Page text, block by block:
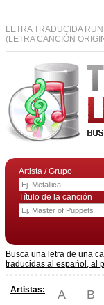
LETRA TRADUCIDA
(LETRA CANCIÓN
Artista / Grupo
Título de la canción
Busca una letra de una
traducidas al español, al
Artistas: A B